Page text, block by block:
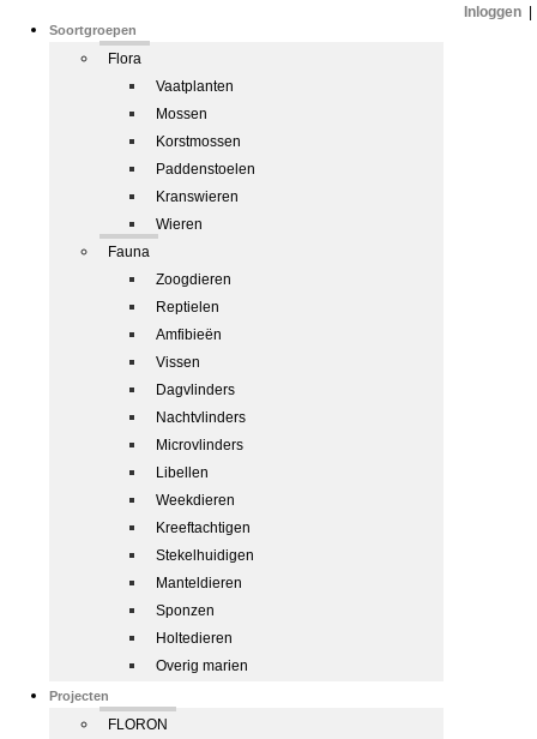
Soortgroepen
Flora
Vaatplanten
Mossen
Korstmossen
Paddenstoelen
Kranswieren
Wieren
Fauna
Zoogdieren
Reptielen
Amfibieën
Vissen
Dagvlinders
Nachtvlinders
Microvlinders
Libellen
Weekdieren
Kreeftachtigen
Stekelhuidigen
Manteldieren
Sponzen
Holtedieren
Overig marien
Projecten
FLORON
Inloggen